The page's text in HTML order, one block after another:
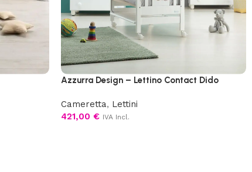
Azzurra Design – Lettino Contact Dido
Cameretta, Lettini
421,00 € IVA Incl.